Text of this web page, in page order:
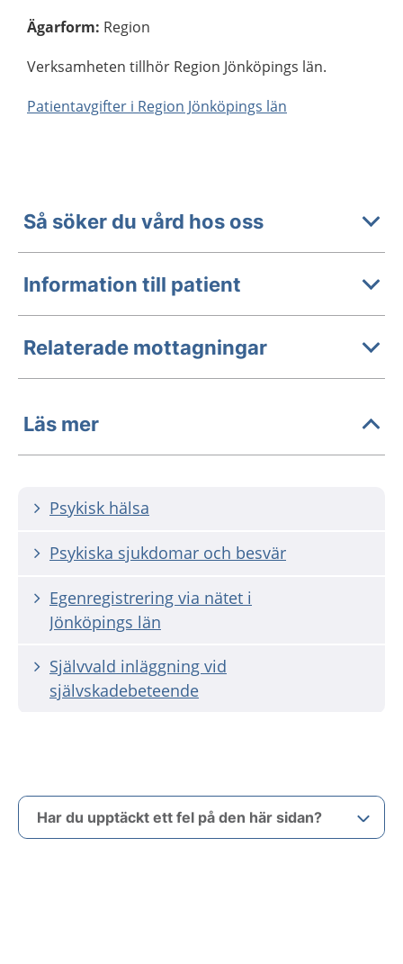
Ägarform: Region
Verksamheten tillhör Region Jönköpings län.
Patientavgifter i Region Jönköpings län
Så söker du vård hos oss
Information till patient
Relaterade mottagningar
Läs mer
Psykisk hälsa
Psykiska sjukdomar och besvär
Egenregistrering via nätet i
Jönköpings län
Självvald inläggning vid
självskadebeteende
Har du upptäckt ett fel på den här sidan?